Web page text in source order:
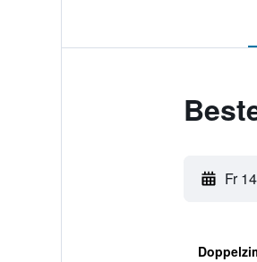
Fr